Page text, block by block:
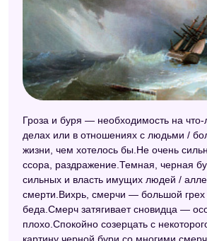
Гроза и буря — необходимость на
делах или в отношениях с людьми /
жизни, чем хотелось бы.Не очень
ссора, раздражение.Темная, черная
сильных и власть имущих людей /
смерти.Вихрь, смерчи — большой грех
беда.Смерч затягивает сновидца —
плохо.Спокойно созерцать с